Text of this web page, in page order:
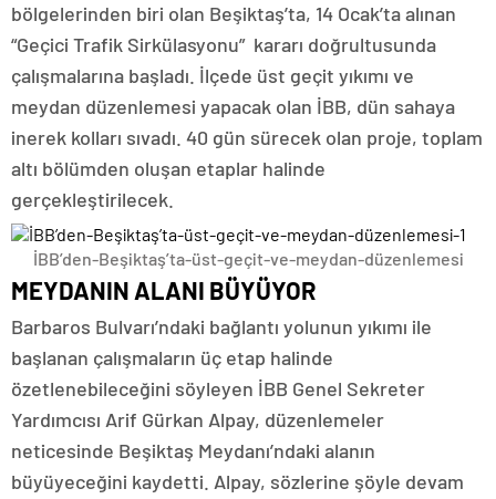
bölgelerinden biri olan Beşiktaş’ta, 14 Ocak’ta alınan
“Geçici Trafik Sirkülasyonu” kararı doğrultusunda
çalışmalarına başladı. İlçede üst geçit yıkımı ve
meydan düzenlemesi yapacak olan İBB, dün sahaya
inerek kolları sıvadı. 40 gün sürecek olan proje, toplam
altı bölümden oluşan etaplar halinde
gerçekleştirilecek.
İBB’den-Beşiktaş’ta-üst-geçit-ve-meydan-düzenlemesi
MEYDANIN ALANI BÜYÜYOR
Barbaros Bulvarı’ndaki bağlantı yolunun yıkımı ile
başlanan çalışmaların üç etap halinde
özetlenebileceğini söyleyen İBB Genel Sekreter
Yardımcısı Arif Gürkan Alpay, düzenlemeler
neticesinde Beşiktaş Meydanı’ndaki alanın
büyüyeceğini kaydetti. Alpay, sözlerine şöyle devam